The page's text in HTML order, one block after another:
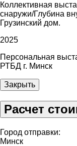
Коллективная
снаружи/Глубина
Грузинский дом.
2025
Персональная
РТБД г. Минск
Закрыть
Расчет
Город отправки:
Минск